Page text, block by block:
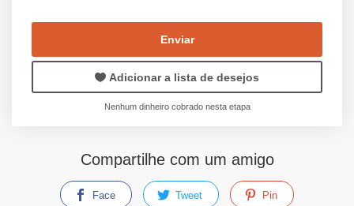
Enviar
Adicionar a lista de desejos
Nenhum dinheiro cobrado nesta etapa
Compartilhe com um amigo
Face Tweet Pin